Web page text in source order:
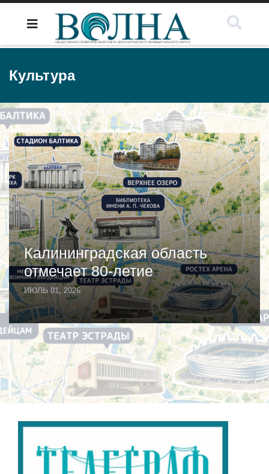
Культура
Калининградская область
отмечает 80-летие
ИЮЛЬ 01, 2026